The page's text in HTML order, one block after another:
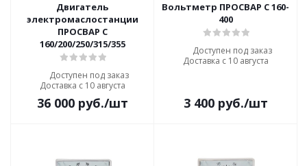
Двигатель
электромаслостанции
ПРОСВАР С
160/200/250/315/355
Доступен под заказ
Доставка с 10 августа
36 000руб./шт
Вольтметр ПРОСВАР С 160-
400
Доступен под заказ
Доставка с 10 августа
3 400руб./шт